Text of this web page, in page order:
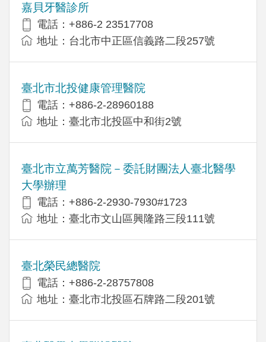
嘉貝牙醫診所
電話：+886-2 23517708
地址：台北市中正區信義路二段257號
臺北市北投健康管理醫院
電話：+886-2-28960188
地址：臺北市北投區中和街2號
臺北市立萬芳醫院－委託財團法人臺北醫學
大學辦理
電話：+886-2-2930-7930#1723
地址：臺北市文山區興隆路三段111號
臺北榮民總醫院
電話：+886-2-28757808
地址：臺北市北投區石牌路二段201號